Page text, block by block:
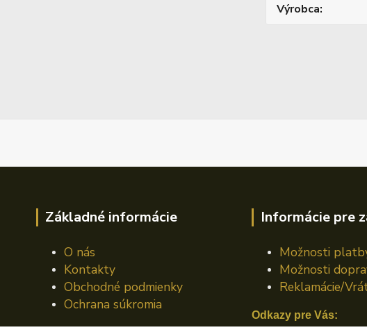
Výrobca
Základné informácie
O nás
Kontakty
Obchodné podmienky
Ochrana súkromia
Informácie pre
Možnosti
Možnosti
Reklamácie/
Odkazy pre Vás: